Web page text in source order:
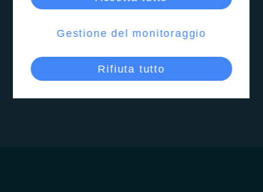
Rifiuta tutto
Gestione del monitoraggio